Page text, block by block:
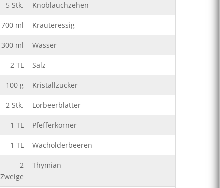
5 Stk. Knoblauchzehen
700 ml Kräuteressig
300 ml Wasser
2 TL Salz
100 g Kristallzucker
2 Stk. Lorbeerblätter
1 TL Pfefferkörner
1 TL Wacholderbeeren
2
Zweige
Thymian